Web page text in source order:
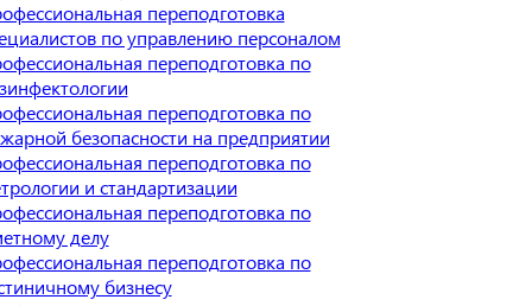
переподготовка
по управлению персоналом
переподготовка по
переподготовка по
безопасности на предприятии
переподготовка по
и стандартизации
переподготовка по
делу
переподготовка по
бизнесу